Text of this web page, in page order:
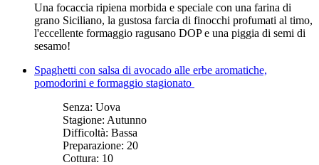
Una focaccia ripiena morbida e speciale con una farina di
grano Siciliano, la gustosa farcia di finocchi profumati al timo,
l'eccellente formaggio ragusano DOP e una piggia di semi di
sesamo!
Spaghetti con salsa di avocado alle erbe aromatiche,
pomodorini e formaggio stagionato
Senza: Uova
Stagione: Autunno
Difficoltà: Bassa
Preparazione: 20
Cottura: 10